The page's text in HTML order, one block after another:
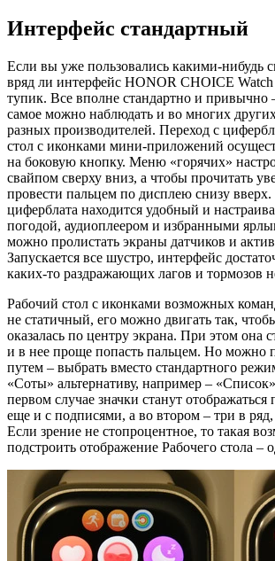
Интерфейс стандартный
Если вы уже пользовались какими-нибудь
вряд ли интерфейс HONOR CHOICE Watch
тупик. Все вполне стандартно и привычно
самое можно наблюдать и во многих
разных производителей. Переход с
стол с иконками мини-приложений
на боковую кнопку. Меню «горячих»
свайпом сверху вниз, а чтобы прочитать
провести пальцем по дисплею снизу вверх.
циферблата находится удобный и
погодой, аудиоплеером и избранными
можно пролистать экраны датчиков и
Запускается все шустро, интерфейс
каких-то раздражающих лагов и тормозов
Рабочий стол с иконками возможных
не статичный, его можно двигать так,
оказалась по центру экрана. При этом она
и в нее проще попасть пальцем. Но можно
путем – выбрать вместо стандартного
«Соты» альтернативу, например –
первом случае значки станут
еще и с подписями, а во втором – три в
Если зрение не стопроцентное, то такая
подстроить отображение Рабочего стола –